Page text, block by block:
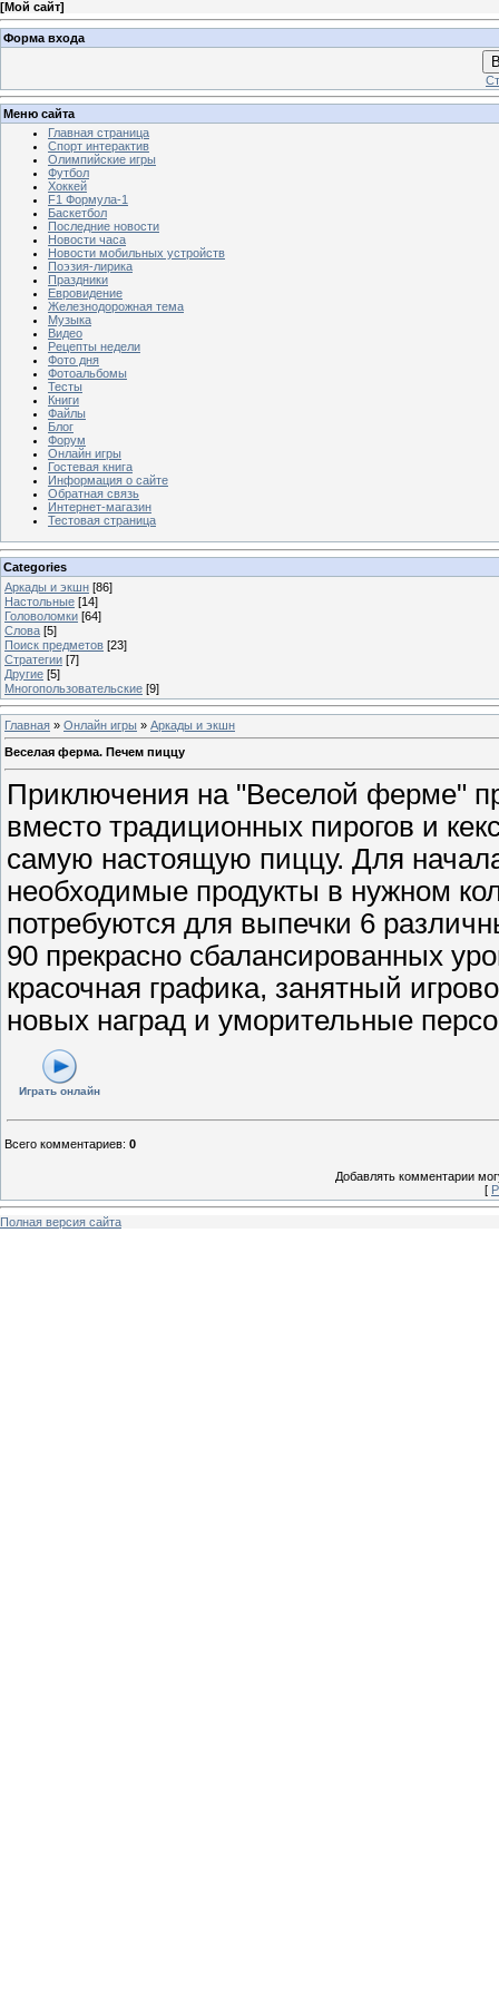
[Мой сайт]
Форма входа
Меню сайта
Главная страница
Спорт интерактив
Олимпийские игры
Футбол
Хоккей
F1 Формула-1
Баскетбол
Последние новости
Новости часа
Новости мобильных устройств
Поэзия-лирика
Праздники
Евровидение
Железнодорожная тема
Музыка
Видео
Рецепты недели
Фото дня
Фотоальбомы
Тесты
Книги
Файлы
Блог
Форум
Онлайн игры
Гостевая книга
Информация о сайте
Обратная связь
Интернет-магазин
Тестовая страница
Categories
Аркады и экшн [86]
Настольные [14]
Головоломки [64]
Слова [5]
Поиск предметов [23]
Стратегии [7]
Другие [5]
Многопользовательские [9]
Главная » Онлайн игры » Аркады и экшн
Веселая ферма. Печем пиццу
Приключения на "Веселой ферме"
вместо традиционных пирогов и
самую настоящую пиццу. Для
необходимые продукты в нужном
потребуются для выпечки 6
90 прекрасно сбалансированных
красочная графика, занятный
новых наград и уморительные
Играть онлайн
Всего комментариев: 0
Добавлять комментарии
[
Полная версия сайта